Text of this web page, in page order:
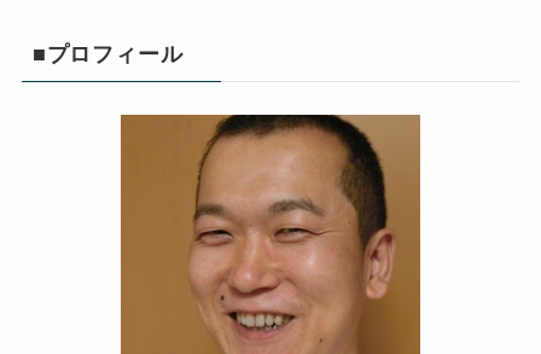
■プロフィール